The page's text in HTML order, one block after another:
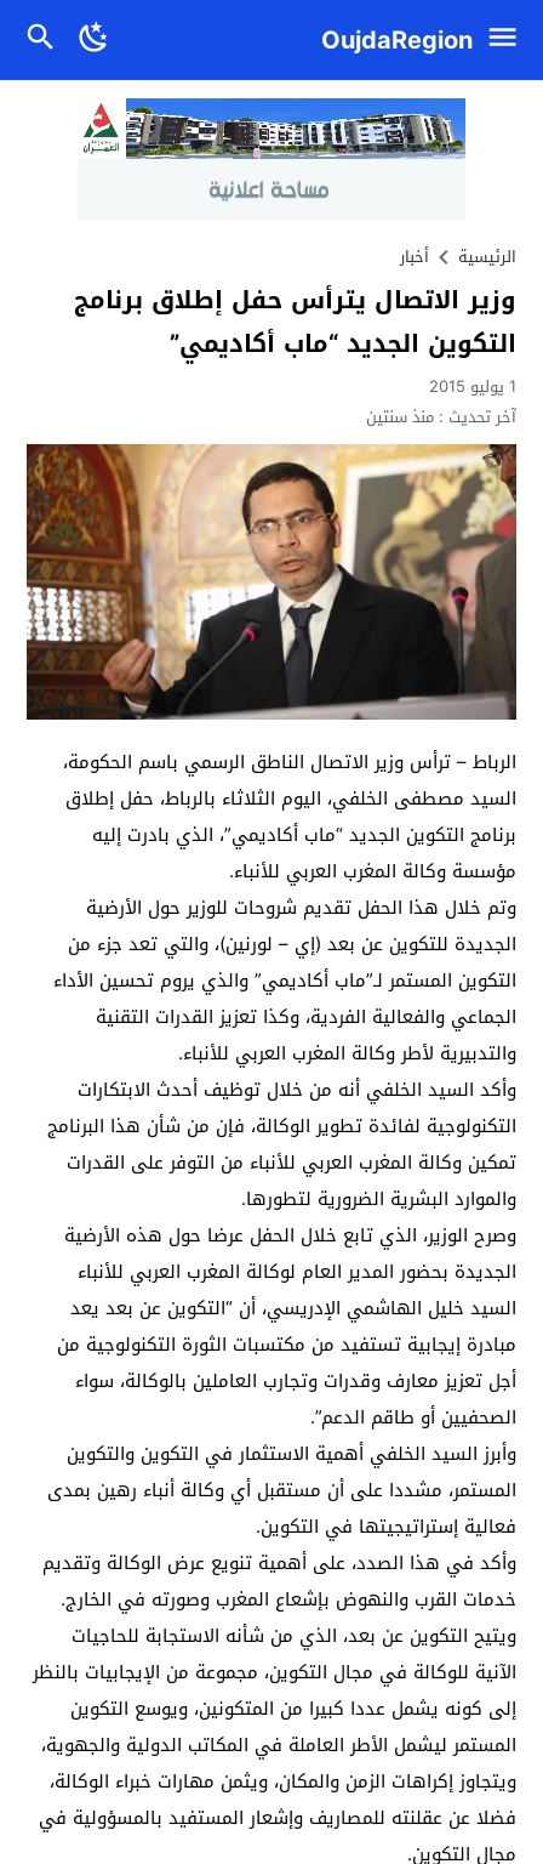
OujdaRegion
الرئيسية أخبار
وزير الاتصال يترأس حفل إطلاق برنامج
التكوين الجديد “ماب أكاديمي”
1 يوليو 2015
آخر تحديث :منذ سنتين
الرباط – ترأس وزير الاتصال الناطق الرسمي باسم الحكومة،
السيد مصطفى الخلفي، اليوم الثلاثاء بالرباط، حفل إطلاق
برنامج التكوين الجديد “ماب أكاديمي”، الذي بادرت إليه
مؤسسة وكالة المغرب العربي للأنباء.
وتم خلال هذا الحفل تقديم شروحات للوزير حول الأرضية
الجديدة للتكوين عن بعد (إي – لورنين)، والتي تعد جزء من
التكوين المستمر لـ”ماب أكاديمي” والذي يروم تحسين الأداء
الجماعي والفعالية الفردية، وكذا تعزيز القدرات التقنية
والتدبيرية لأطر وكالة المغرب العربي للأنباء.
وأكد السيد الخلفي أنه من خلال توظيف أحدث الابتكارات
التكنولوجية لفائدة تطوير الوكالة، فإن من شأن هذا البرنامج
تمكين وكالة المغرب العربي للأنباء من التوفر على القدرات
والموارد البشرية الضرورية لتطورها.
وصرح الوزير، الذي تابع خلال الحفل عرضا حول هذه الأرضية
الجديدة بحضور المدير العام لوكالة المغرب العربي للأنباء
السيد خليل الهاشمي الإدريسي، أن “التكوين عن بعد يعد
مبادرة إيجابية تستفيد من مكتسبات الثورة التكنولوجية من
أجل تعزيز معارف وقدرات وتجارب العاملين بالوكالة، سواء
الصحفيين أو طاقم الدعم”.
وأبرز السيد الخلفي أهمية الاستثمار في التكوين والتكوين
المستمر، مشددا على أن مستقبل أي وكالة أنباء رهين بمدى
فعالية إستراتيجيتها في التكوين.
وأكد في هذا الصدد، على أهمية تنويع عرض الوكالة وتقديم
خدمات القرب والنهوض بإشعاع المغرب وصورته في الخارج.
ويتيح التكوين عن بعد، الذي من شأنه الاستجابة للحاجيات
الآنية للوكالة في مجال التكوين، مجموعة من الإيجابيات بالنظر
إلى كونه يشمل عددا كبيرا من المتكونين، ويوسع التكوين
المستمر ليشمل الأطر العاملة في المكاتب الدولية والجهوية،
ويتجاوز إكراهات الزمن والمكان، ويثمن مهارات خبراء الوكالة،
فضلا عن عقلنته للمصاريف وإشعار المستفيد بالمسؤولية في
مجال التكوين.